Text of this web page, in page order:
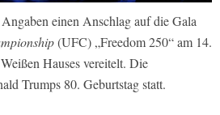
einen Anschlag auf die Gala
(UFC) „Freedom 250“ am 14.
Hauses vereitelt. Die
Trumps 80. Geburtstag statt.